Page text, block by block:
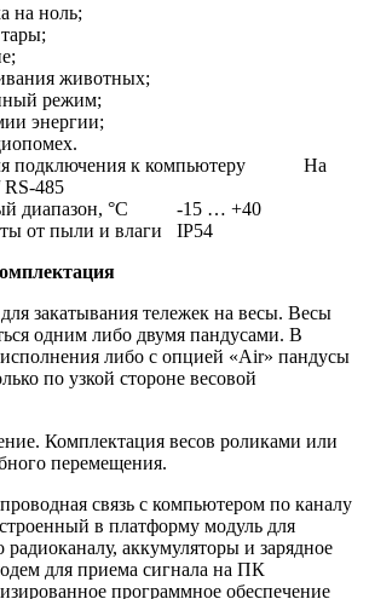
на ноль;
животных;
режим;
энергии;
подключения к компьютеру На
RS-485
диапазон, °С -15 … +40
от пыли и влаги IP54
закатывания тележек на весы. Весы
одним либо двумя пандусами. В
либо с опцией «Air» пандусы
по узкой стороне весовой
Комплектация весов роликами или
перемещения.
связь с компьютером по каналу
в платформу модуль для
аккумуляторы и зарядное
для приема сигнала на ПК
программное обеспечение